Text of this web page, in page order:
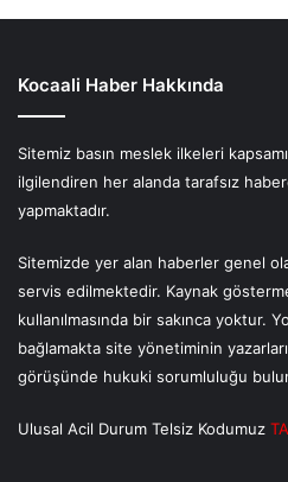
Kocaali Haber Hakkında
Sitemiz basın meslek ilkeleri
ilgilendiren her alanda tarafsız
yapmaktadır.
Sitemizde yer alan haberler genel
servis edilmektedir. Kaynak
kullanılmasında bir sakınca yoktur.
bağlamakta site yönetiminin
görüşünde hukuki sorumluluğu
Ulusal Acil Durum Telsiz Kodumuz